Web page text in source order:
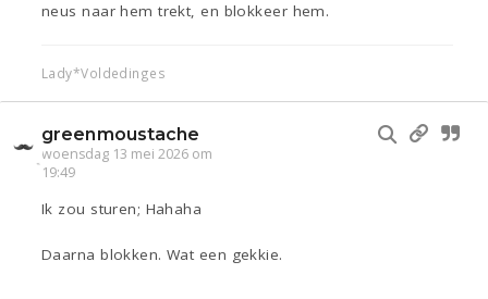
neus naar hem trekt, en blokkeer hem.
Lady*Voldedinges
greenmoustache
woensdag 13 mei 2026 om
19:49
Ik zou sturen; Hahaha
Daarna blokken. Wat een gekkie.